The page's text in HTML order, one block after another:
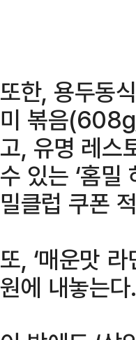
또한, 용두동
미 볶음
고, 유명 레스
수 있는 ‘홈
밀클럽 쿠폰
또, ‘매운맛
원에 내놓는다.